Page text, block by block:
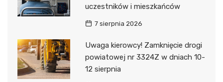
uczestników i mieszkańców
7 sierpnia 2026
Uwaga kierowcy! Zamknięcie drogi
powiatowej nr 3324Z w dniach 10-
12 sierpnia